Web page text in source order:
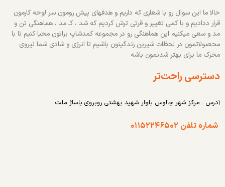
حالا ما این سوال رو با شعاری که داریم و هدفهای پیش رومون سر لوحه کارمون
قرار ددادیم و با کمی تغییر و قرتی ترش کردیم که شد ، کـ مد ، هماهنگی تن و
مد و سعی میکنیم این هماهنگی رو در مجموعه کمدشاپ براتون محیا کنیم تا با
محصولاتمون در لحظات شیرین زندگیتون باشیم تا انرژی و شادی شما نیروی
محرک ما برای بهتر شدنمون باشه
دسترسی راحت‌تر
آدرس : مرکز شهر چالوس بلوار شهید بهشتی روبروی پاساژ ملت
شماره تلفن ۰۱۱۵۲۲۴۶۵۰۲